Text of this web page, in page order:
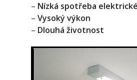
– Nízká spotřeba
– Vysoký výkon
– Dlouhá životnost